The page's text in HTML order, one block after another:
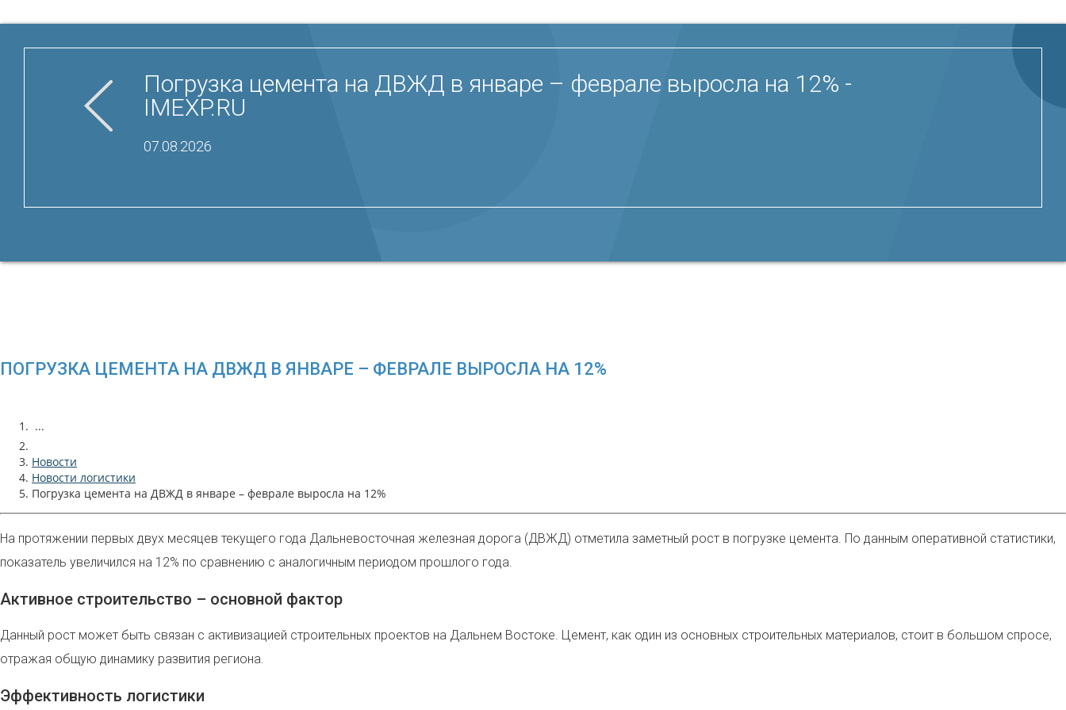
Погрузка цемента на ДВЖД в январе – феврале выросла на 12% -
IMEXP.RU
07.08.2026
ПОГРУЗКА ЦЕМЕНТА НА ДВЖД В ЯНВАРЕ – ФЕВРАЛЕ ВЫРОСЛА НА 12%
...
Новости
Новости логистики
Погрузка цемента на ДВЖД в январе – феврале выросла на 12%
На протяжении первых двух месяцев текущего года Дальневосточная железная дорога (ДВЖД) отметила заметный рост в погрузке цемента. По данным оперативной статистики,
показатель увеличился на 12% по сравнению с аналогичным периодом прошлого года.
Активное строительство – основной фактор
Данный рост может быть связан с активизацией строительных проектов на Дальнем Востоке. Цемент, как один из основных строительных материалов, стоит в большом спросе,
отражая общую динамику развития региона.
Эффективность логистики